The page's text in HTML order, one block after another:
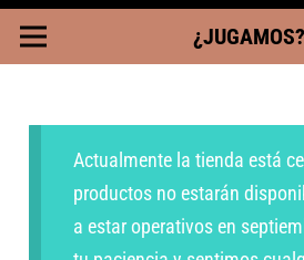
¿JUGAMOS?
Actualmente la tienda está
productos no estarán
a estar operativos en